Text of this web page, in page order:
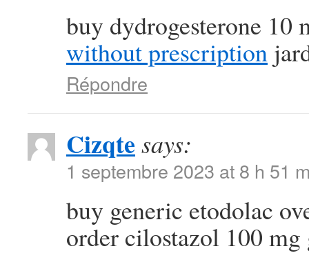
buy dydrogesterone 10
without prescription
Répondre
Cizqte says:
1 septembre 2023 at 8 h 51
buy generic etodolac
order cilostazol 100 mg